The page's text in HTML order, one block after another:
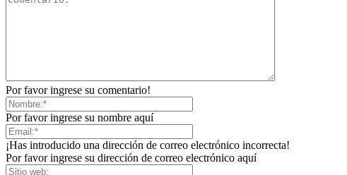
Por favor ingrese su comentario!
Por favor ingrese su nombre aquí
¡Has introducido una dirección de correo electrónico incorrecta!
Por favor ingrese su dirección de correo electrónico aquí